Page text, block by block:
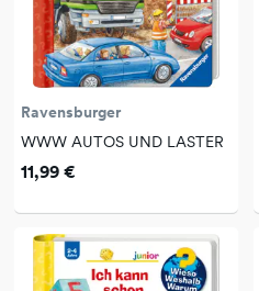
Ravensburger
WWW AUTOS UND LASTER
11,99 €